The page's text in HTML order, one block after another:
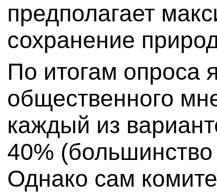
предполагает
сохранение
По итогам опроса
общественного
каждый из
40%
Однако сам